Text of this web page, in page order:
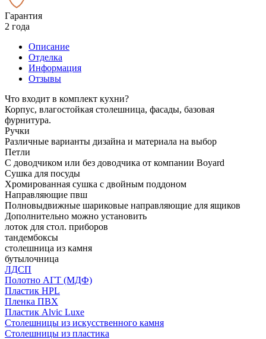
Гарантия
2 года
Описание
Отделка
Информация
Отзывы
Что входит в комплект кухни?
Корпус, влагостойкая столешница, фасады, базовая
фурнитура.
Ручки
Различные варианты дизайна и материала на выбор
Петли
С доводчиком или без доводчика от компании Boyard
Сушка для посуды
Хромированная сушка с двойным поддоном
Направляющие пвш
Полновыдвижные шариковые направляющие для ящиков
Дополнительно можно установить
лоток для стол. приборов
тандембоксы
столешница из камня
бутылочница
ЛДСП
Полотно АГТ (МДФ)
Пластик HPL
Пленка ПВХ
Пластик Alvic Luxe
Столешницы из искусственного камня
Столешницы из пластика